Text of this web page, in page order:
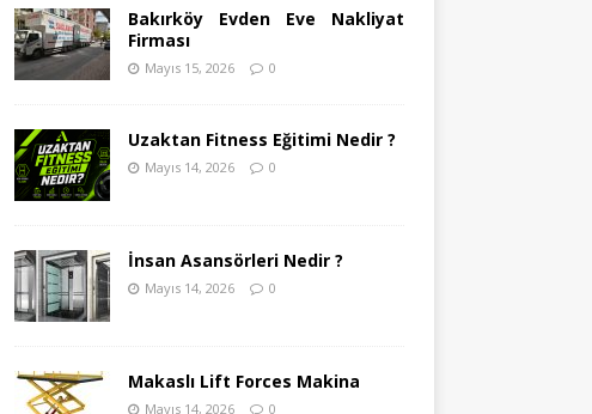
Bakırköy Evden Eve Nakliyat
Firması
Mayıs 15, 2026 0
Uzaktan Fitness Eğitimi Nedir ?
Mayıs 14, 2026 0
İnsan Asansörleri Nedir ?
Mayıs 14, 2026 0
Makaslı Lift Forces Makina
Mayıs 14, 2026 0